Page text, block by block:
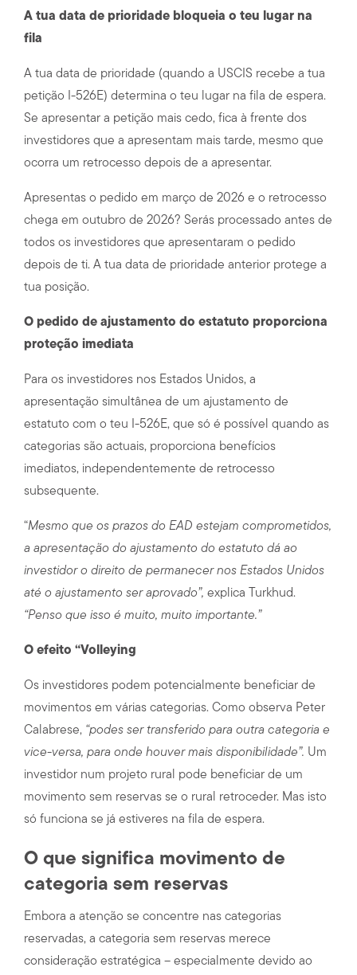
A tua data de prioridade bloqueia o teu lugar na
fila
A tua data de prioridade (quando a USCIS recebe a tua
petição I-526E) determina o teu lugar na fila de espera.
Se apresentar a petição mais cedo, fica à frente dos
investidores que a apresentam mais tarde, mesmo que
ocorra um retrocesso depois de a apresentar.
Apresentas o pedido em março de 2026 e o retrocesso
chega em outubro de 2026? Serás processado antes de
todos os investidores que apresentaram o pedido
depois de ti. A tua data de prioridade anterior protege a
tua posição.
O pedido de ajustamento do estatuto proporciona
proteção imediata
Para os investidores nos Estados Unidos, a
apresentação simultânea de um ajustamento de
estatuto com o teu I-526E, que só é possível quando as
categorias são actuais, proporciona benefícios
imediatos, independentemente de retrocesso
subsequente.
“Mesmo que os prazos do EAD estejam comprometidos,
a apresentação do ajustamento do estatuto dá ao
investidor o direito de permanecer nos Estados Unidos
até o ajustamento ser aprovado”, explica Turkhud.
“Penso que isso é muito, muito importante.”
O efeito “Volleying
Os investidores podem potencialmente beneficiar de
movimentos em várias categorias. Como observa Peter
Calabrese, “podes ser transferido para outra categoria e
vice-versa, para onde houver mais disponibilidade”. Um
investidor num projeto rural pode beneficiar de um
movimento sem reservas se o rural retroceder. Mas isto
só funciona se já estiveres na fila de espera.
O que significa movimento de
categoria sem reservas
Embora a atenção se concentre nas categorias
reservadas, a categoria sem reservas merece
consideração estratégica – especialmente devido ao